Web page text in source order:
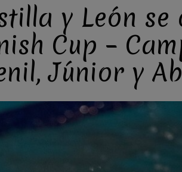
y León se
Cup –
Júnior y